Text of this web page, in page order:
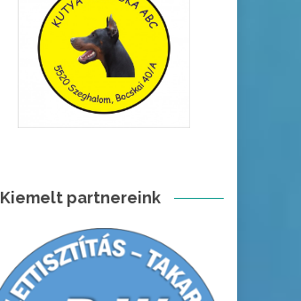
Kiemelt partnereink